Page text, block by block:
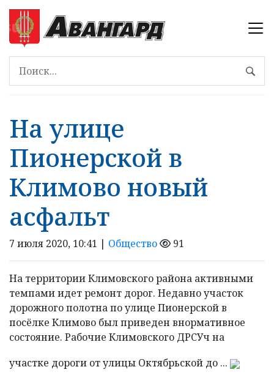
На улице
Пионерской в
Климово новый
асфальт
7 июля 2020, 10:41 | Общество 91
На территории Климовского района активными
темпами идет ремонт дорог. Недавно участок
дорожного полотна по улице Пионерской в
посёлке Климово был приведен внормативное
состояние. Рабочие Климовского ДРСУч на
участке дороги от улицы Октябрьской до ...